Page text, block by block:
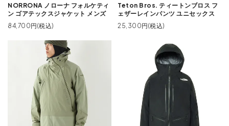
NORRONA ノローナ フォルケティ
ン ゴアテックスジャケット メンズ
84,700円(税込)
Teton Bros. ティートンブロス フ
ェザーレインパンツ ユニセックス
25,300円(税込)